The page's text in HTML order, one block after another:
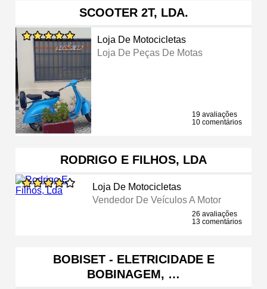
SCOOTER 2T, LDA.
Loja De Motocicletas
Loja De Peças De Motas
19 avaliações
10 comentários
RODRIGO E FILHOS, LDA
Loja De Motocicletas
Vendedor De Veículos A Motor
26 avaliações
13 comentários
BOBISET - ELETRICIDADE E
BOBINAGEM, …